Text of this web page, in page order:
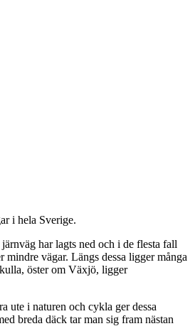
i hela Sverige.
har lagts ned och i de flesta fall
vägar. Längs dessa ligger många
öster om Växjö, ligger
ute i naturen och cykla ger dessa
breda däck tar man sig fram nästan